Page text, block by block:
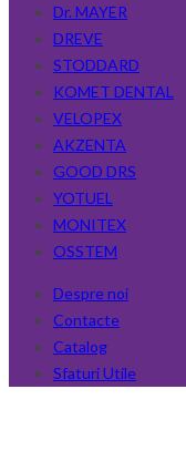
Dr. MAYER
DREVE
STODDARD
KOMET DENTAL
VELOPEX
AKZENTA
GOOD DRS
YOTUEL
MONITEX
OSSTEM
Despre noi
Contacte
Catalog
Sfaturi Utile